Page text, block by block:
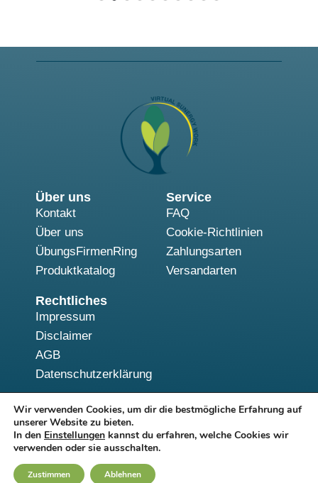
Über uns
Kontakt
Über uns
ÜbungsFirmenRing
Produktkatalog
Service
FAQ
Cookie-Richtlinien
Zahlungsarten
Versandarten
Rechtliches
Impressum
Disclaimer
AGB
Datenschutzerklärung
Alle Preise zzgl. MwSt., zzgl. Versandkosten | Erstellt von
Daniela Scavello und Johanna Schulze Nünning | Copyright ©
2025 Virtual Sunergy. Alle Rechte vorbehalten.
Wir verwenden Cookies, um dir die bestmögliche Erfahrung auf
unserer Website zu bieten.
In den Einstellungen kannst du erfahren, welche Cookies wir
verwenden oder sie ausschalten.
Zustimmen Ablehnen